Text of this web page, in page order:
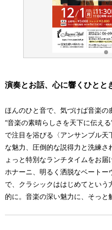
演奏とお話、心に響くひとと
ほんのひと音で、気づけば音楽の
“音楽の素晴らしさを天下に伝え
で注目を浴びる〈アンサンブル天
な魅力、圧倒的な説得力と洗練
ょっと特別なランチタイムをお
ホナーニ、明るく洒脱なベートー
で、クラシックははじめてとい
的に。音楽の深い魅力に、そっと